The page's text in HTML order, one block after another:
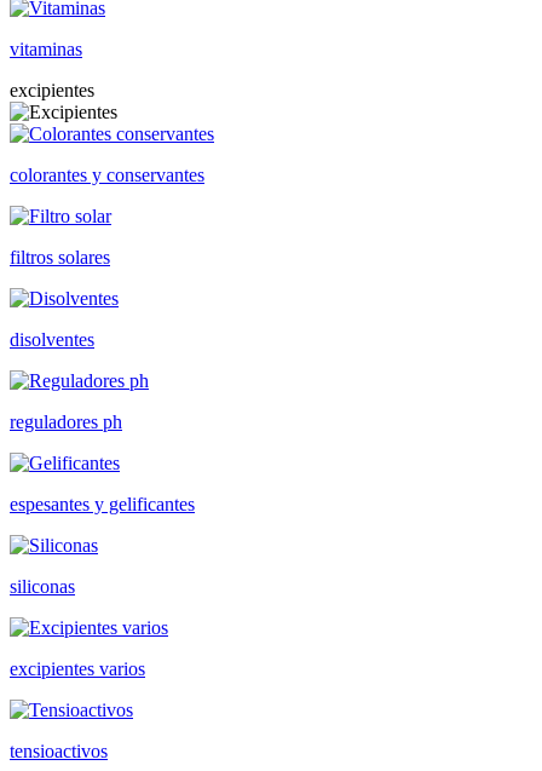
vitaminas
excipientes
colorantes y conservantes
filtros solares
disolventes
reguladores ph
espesantes y gelificantes
siliconas
excipientes varios
tensioactivos